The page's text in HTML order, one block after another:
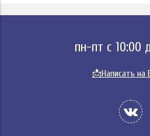
пн-пт с 10:00
📩Написать на